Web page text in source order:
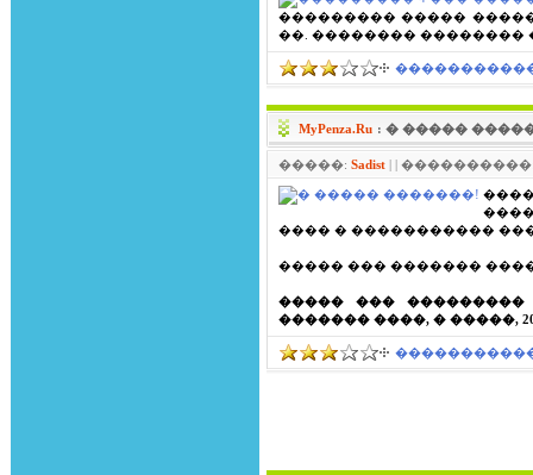
��������� �����
��. �������� ��������
�����������
MyPenza.Ru : � �����
�����: Sadist| | ����������:
���� � �����������
����� ��� �������
����� ���
������� ����, � �����,
�����������